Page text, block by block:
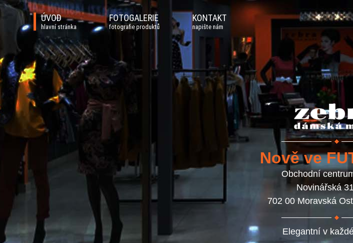
ÚVOD
hlavní stránka
FOTOGALERIE
fotografie produktů
KONTAKT
napište nám
Nově ve
Obchodní
Novinářská
702 00 Moravská
Elegantní v